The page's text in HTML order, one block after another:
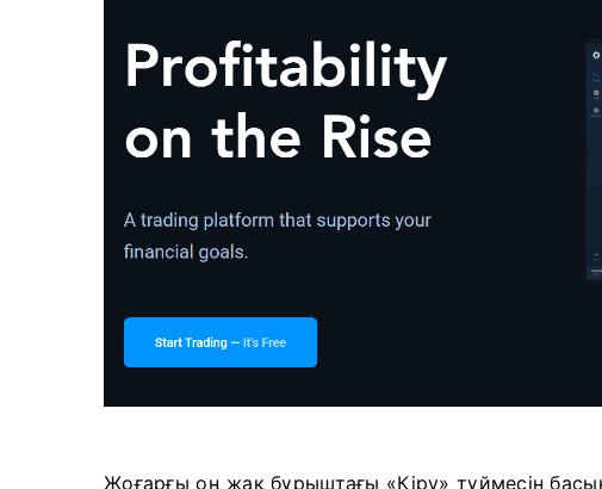
Жоғарғы оң жақ бұрыштағы «Кіру» түймесін